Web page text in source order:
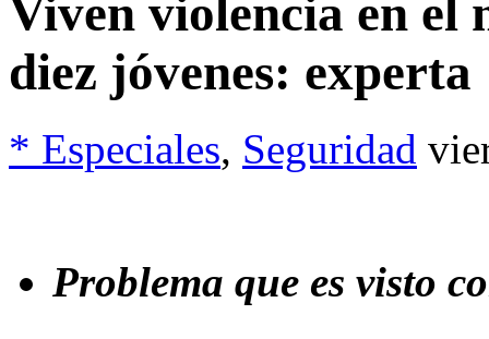
Viven violencia en el
diez jóvenes: experta
* Especiales, Seguridad
Problema que es visto